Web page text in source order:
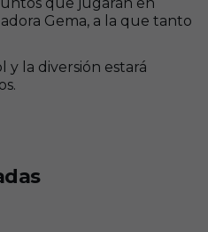
Gema, a la que tanto
y la diversión estará